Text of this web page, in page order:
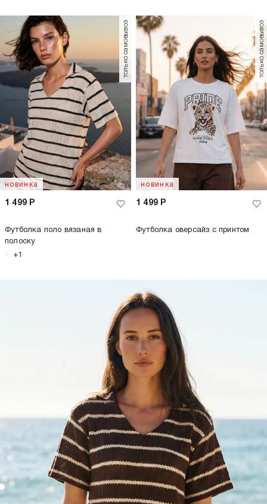
новинка
только самовывоз
1 499 Р
Футболка поло вязаная в
полоску
+1
новинка
только самовывоз
1 499 Р
Футболка оверсайз с принтом